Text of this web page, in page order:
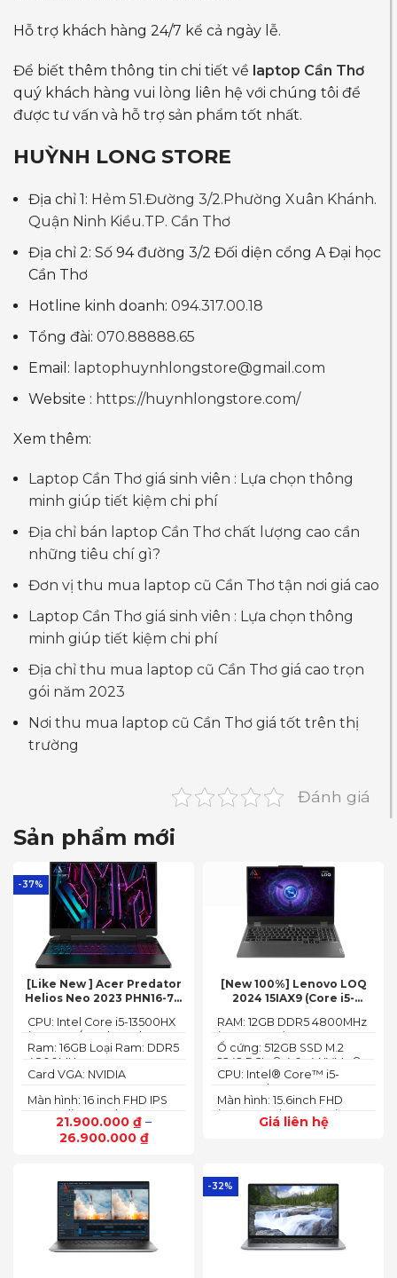
Hỗ trợ khách hàng 24/7 kể cả ngày lễ.
Để biết thêm thông tin chi tiết về laptop Cần Thơ
quý khách hàng vui lòng liên hệ với chúng tôi để
được tư vấn và hỗ trợ sản phẩm tốt nhất.
HUỲNH LONG STORE
Địa chỉ 1: Hẻm 51.Đường 3/2.Phường Xuân Khánh.
Quận Ninh Kiều.TP. Cần Thơ
Địa chỉ 2: Số 94 đường 3/2 Đối diện cổng A Đại học
Cần Thơ
Hotline kinh doanh: 094.317.00.18
Tổng đài: 070.88888.65
Email: laptophuynhlongstore@gmail.com
Website : https://huynhlongstore.com/
Xem thêm:
Laptop Cần Thơ giá sinh viên : Lựa chọn thông
minh giúp tiết kiệm chi phí
Địa chỉ bán laptop Cần Thơ chất lượng cao cần
những tiêu chí gì?
Đơn vị thu mua laptop cũ Cần Thơ tận nơi giá cao
Laptop Cần Thơ giá sinh viên : Lựa chọn thông
minh giúp tiết kiệm chi phí
Địa chỉ thu mua laptop cũ Cần Thơ giá cao trọn
gói năm 2023
Nơi thu mua laptop cũ Cần Thơ giá tốt trên thị
trường
Đánh giá
Sản phẩm mới
-37%
[Like New ] Acer Predator
Helios Neo 2023 PHN16-71-
16GB, 512GB, RTX 4050 6GB,
16″ FHD 165Hz)
21.900.000 ₫ –
26.900.000 ₫
Màn hình: 16 inch FHD IPS
165Hz SlimBezel, sRGB
100%, Acer ComfyView,
500 nits
Card VGA: NVIDIA
(140W)
Ram: 16GB Loại Ram: DDR5
4800MHz
CPU: Intel Core i5-13500HX
(14 Cores/ 20 Threads, up
to 4.70 GHz, 24MB)
[New 100%] Lenovo LOQ
2024 15IAX9 (Core i5-
3050 6GB, 15.6″ FHD 144Hz)
Giá liên hệ
Màn hình: 15.6inch FHD
(1920x1080) IPS 300nits
Anti-glare, 100%sRGB,
CPU: Intel® Core™ i5-
12450HX (2.00GHz up to
4.40GHz, 12MB Cache)
Ổ cứng: 512GB SSD M.2
2242 PCIe® 4.0x4 NVMe®
RAM: 12GB DDR5 4800MHz
(up to 32GB)
-32%